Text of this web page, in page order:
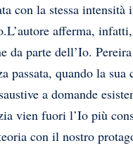
con la stessa
afferma,
da parte dell’Io.
passata, quando la
a domande
vien fuori l’Io più
con il nostro